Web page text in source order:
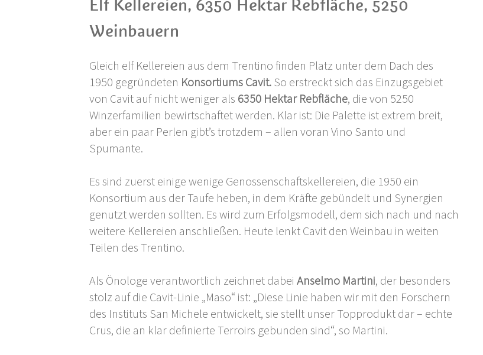
Elf Kellereien, 6350 Hektar Rebfläche, 5250
Weinbauern
Gleich elf Kellereien aus dem Trentino finden Platz unter dem Dach des
1950 gegründeten Konsortiums Cavit.So erstreckt sich das Einzugsgebiet
von Cavit auf nicht weniger als 6350 Hektar Rebfläche, die von 5250
Winzerfamilien bewirtschaftet werden. Klar ist: Die Palette ist extrem breit,
aber ein paar Perlen gibt’s trotzdem – allen voran Vino Santo und
Spumante.
Es sind zuerst einige wenige Genossenschaftskellereien, die 1950 ein
Konsortium aus der Taufe heben, in dem Kräfte gebündelt und Synergien
genutzt werden sollten. Es wird zum Erfolgsmodell, dem sich nach und nach
weitere Kellereien anschließen. Heute lenkt Cavit den Weinbau in weiten
Teilen des Trentino.
Als Önologe verantwortlich zeichnet dabeiAnselmo Martini, der besonders
stolz auf die Cavit-Linie „Maso“ ist: „Diese Linie haben wir mit den Forschern
des Instituts San Michele entwickelt, sie stellt unser Topprodukt dar – echte
Crus, die an klar definierte Terroirs gebunden sind“, so Martini.